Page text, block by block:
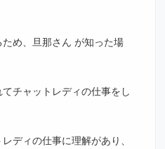
め、旦那さん が知った場
チャットレディの仕事をし
ディの仕事に理解があり、